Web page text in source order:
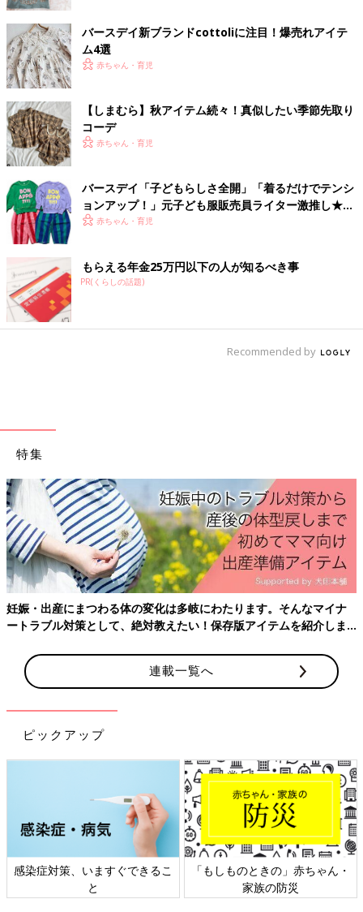
出典：Instagramアカウント「chiemxoxo」
スをゲット。これで500円は最高だと思って即買いしたそうで
おしゃれママに人気のかわいいキッズ&ベビー
用のニットアイテムがたくさん登場しているよ
うです。今回は、バースデイのニットアイテム
をインスタの投稿からご紹介します！
いかがでしたか？プチプラ&かわいいアイテムばかりでどれも見
つけたら即買いしてしまいそうです。気になった方はお店でチェ
ックしてみてくださいね。
(文・田中いづみ)
※記事内容でご紹介している投稿、リンク先は、削除される場合
があります。あらかじめご了承ください。
※記事の内容は記載当時の情報であり、現在と異なる場合があり
ます。
※価格はすべて税抜き、2020年11月時点での金額です。
バースデイ新ブランドcottoliに注目！爆売れアイテ
ム4選
赤ちゃん・育児
【しまむら】秋アイテム続々！真似したい季節先取り
コーデ
赤ちゃん・育児
バースデイ「子どもらしさ全開」「着るだけでテンシ
ョンアップ！」元子ども服販売員ライター激推し★派
手色・派手柄アイテム5選
赤ちゃん・育児
もらえる年金25万円以下の人が知るべき事
PR(くらしの話題)
Recommended by
特集
妊娠・出産にまつわる体の変化は多岐にわたります。そんなマイナ
ートラブル対策として、絶対教えたい！保存版アイテムを紹介しま
連載一覧へ
ピックアップ
感染症対策、いますぐできるこ
と
「もしものときの」赤ちゃん・
家族の防災